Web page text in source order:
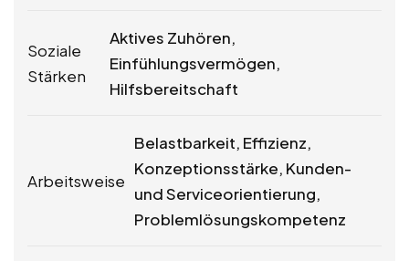
Soziale
Stärken
Aktives Zuhören,
Einfühlungsvermögen,
Hilfsbereitschaft
Arbeitsweise
Belastbarkeit, Effizienz,
Konzeptionsstärke, Kunden-
und Serviceorientierung,
Problemlösungskompetenz